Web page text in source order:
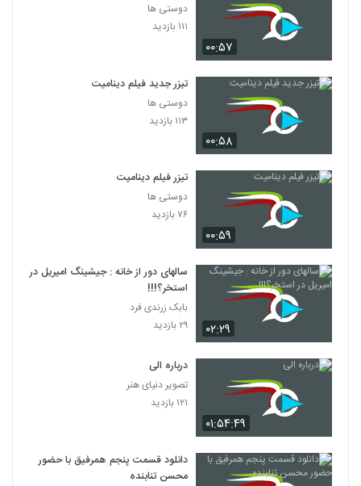
۰۰:۵۷
دوستی ها
۱۱۱ بازدید
۰۰:۵۸
تیزر جدید فیلم دینامیت
دوستی ها
۱۱۳ بازدید
۰۰:۵۹
تیزر فیلم دینامیت
دوستی ها
۷۶ بازدید
۰۲:۲۹
سالهای دور از خانه : جیشینگ امیریل در
استخر؟!!!
بابک زرندی فرد
۲۹ بازدید
۰۱:۵۴:۴۹
درباره الی
تصویر دنیای هنر
۱۲۱ بازدید
دانلود قسمت پنجم همرفیق با حضور
محسن تنابنده